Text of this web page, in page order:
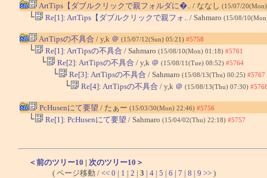
ArtTips【ダブルクリックで親フォルダに�.. / ななし (15/07/
└ Re[1]: ArtTips【ダブルクリックで親フォ.. / Sahmaro (15/08/
ArtTipsの不具合 / y,k ＠ (15/07/12(Sun) 05:21) #5758
└ Re[1]: ArtTipsの不具合 / Sahmaro (15/08/10(Mon) 01:18) #5761
└ Re[2]: ArtTipsの不具合 / y,k ＠ (15/08/11(Tue) 08:52) #5764
└ Re[3]: ArtTipsの不具合 / Sahmaro (15/08/13(Thu) 00:25) #5767
└ Re[4]: ArtTipsの不具合 / y,k ＠ (15/08/13(Thu) 07:30)
PcHusenにて要望 / たぁー (15/03/30(Mon) 22:46) #5756
└ Re[1]: PcHusenにて要望 / Sahmaro (15/04/02(Thu) 22:18) #5757
＜前のツリー10 | 次のツリー10＞
( ページ移動 / << 0 | 1 | 2 | 3 | 4 | 5 | 6 | 7 | 8 | 9 >> )